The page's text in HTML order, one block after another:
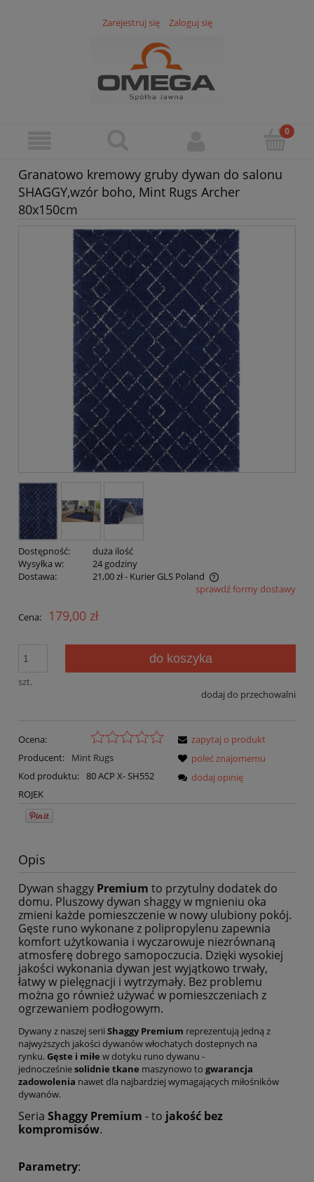
Zarejestruj się Zaloguj się
Granatowo kremowy gruby dywan do salonu
SHAGGY,wzór boho, Mint Rugs Archer
80x150cm
Dostępność:
duża ilość
Wysyłka w:
24 godziny
Dostawa:
21,00 zł- Kurier GLS Poland
Cena nie zawiera ewentualnych kosztów płatnościsprawdź formy dostawy
Cena: 179,00 zł
szt.
do koszyka
dodaj do przechowalni
Ocena:
Producent:
Mint Rugs
Kod produktu: 80 ACP X- SH552
ROJEK
zapytaj o produkt
poleć znajomemu
dodaj opinię
Opis
Dywan shaggy Premium to przytulny dodatek do
domu. Pluszowy dywan shaggy w mgnieniu oka
zmieni każde pomieszczenie w nowy ulubiony pokój.
Gęste runo wykonane z polipropylenu zapewnia
komfort użytkowania i wyczarowuje niezrównaną
atmosferę dobrego samopoczucia. Dzięki wysokiej
jakości wykonania dywan jest wyjątkowo trwały,
łatwy w pielęgnacji i wytrzymały. Bez problemu
można go również używać w pomieszczeniach z
ogrzewaniem podłogowym.
Dywany z naszej serii Shaggy Premium reprezentują jedną z
najwyższych jakości dywanów włochatych dostepnych na
rynku.Gęste i miłe w dotyku runo dywanu -
jednocześniesolidnie tkane maszynowo to gwarancja
zadowolenia nawet dla najbardziej wymagających miłośników
dywanów.
Seria Shaggy Premium - to jakość bez
kompromisów.
Parametry: